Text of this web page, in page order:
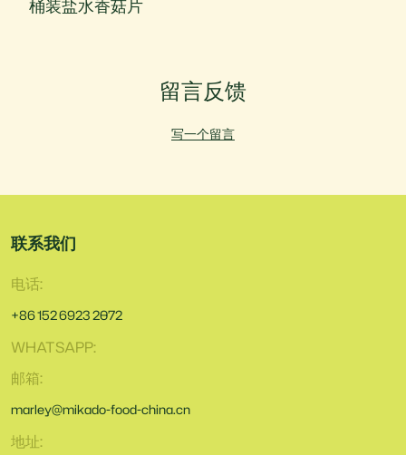
留言反馈
写一个留言
联系我们
电话:
+86 152 6923 2072
WHATSAPP:
邮箱:
marley@mikado-food-china.cn
地址: